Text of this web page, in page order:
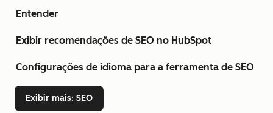
Entender
Exibir recomendações de SEO no HubSpot
Configurações de idioma para a ferramenta de SEO
Exibir mais: SEO